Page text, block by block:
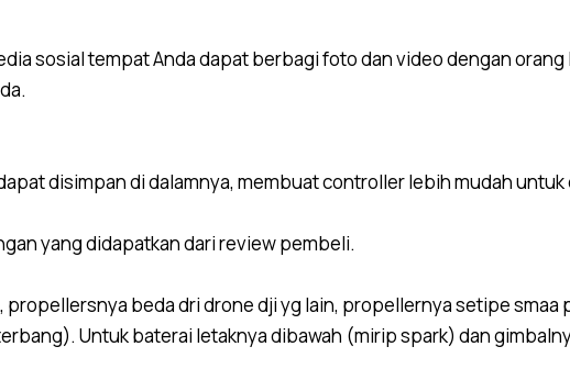
sosial tempat Anda dapat berbagi foto dan video dengan
disimpan di dalamnya, membuat controller lebih mudah untuk
yang didapatkan dari review pembeli.
beda dri drone dji yg lain, propellernya setipe
Untuk baterai letaknya dibawah (mirip spark) dan